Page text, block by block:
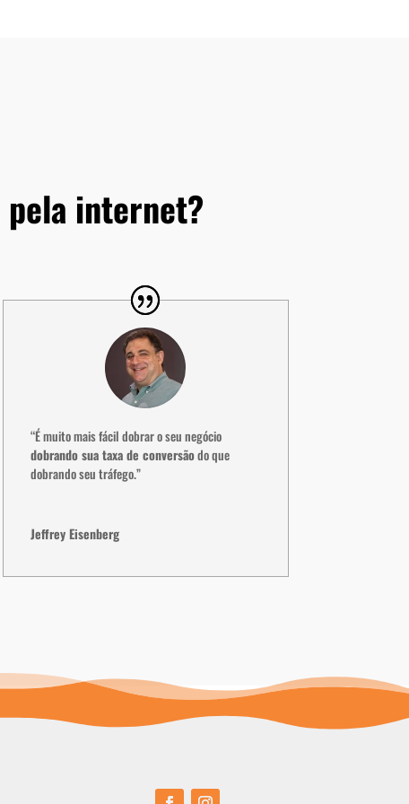
pela internet?
“É muito mais fácil dobrar o seu negócio
dobrando sua taxa de conversãodo que
dobrando seu tráfego.”
Jeffrey Eisenberg